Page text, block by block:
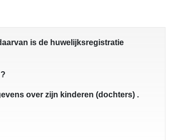
is de huwelijksregistratie
over zijn kinderen (dochters) .